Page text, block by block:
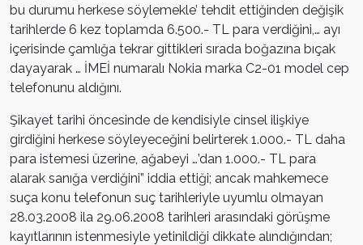
bu durumu herkese söylemekle’ tehdit ettiğinden değişik
tarihlerde 6 kez toplamda 6.500.- TL para verdiğini,… ayı
içerisinde çamlığa tekrar gittikleri sırada boğazına bıçak
dayayarak … İMEİ numaralı Nokia marka C2-01 model cep
telefonunu aldığını.
Şikayet tarihi öncesinde de kendisiyle cinsel ilişkiye
girdiğini herkese söyleyeceğini belirterek 1.000.- TL daha
para istemesi üzerine, ağabeyi …’dan 1.000.- TL para
alarak sanığa verdiğini” iddia ettiği; ancak mahkemece
suça konu telefonun suç tarihleriyle uyumlu olmayan
28.03.2008 ila 29.06.2008 tarihleri arasındaki görüşme
kayıtlarının istenmesiyle yetinildiği dikkate alındığından;